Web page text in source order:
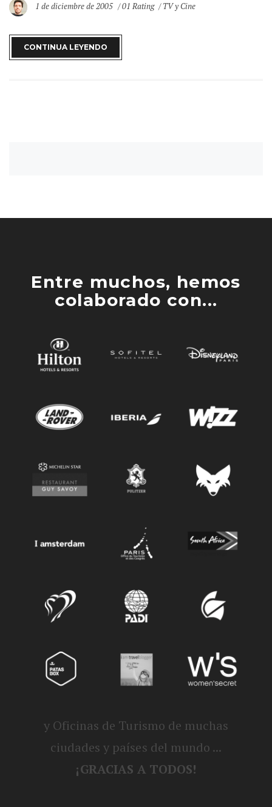
1 de diciembre de 2005 01 Rating TV y Cine
CONTINUA LEYENDO
Entre muchos, hemos
colaborado con...
y Oficinas de Turismo de muchas
ciudades y países del mundo ...
¡GRACIAS A TODOS!